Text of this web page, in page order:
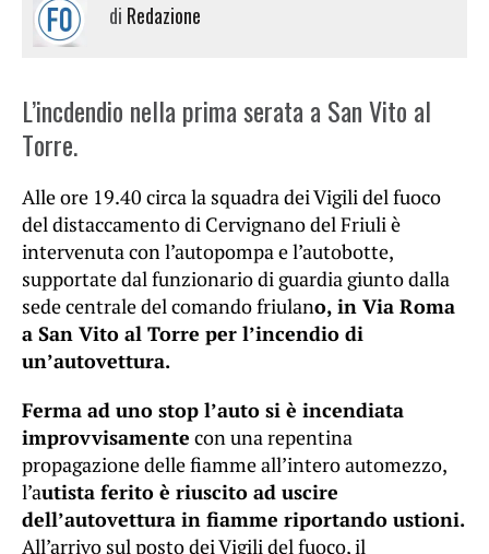
di Redazione
L’incdendio nella prima serata a San Vito al
Torre.
Alle ore 19.40 circa la squadra dei Vigili del fuoco
del distaccamento di Cervignano del Friuli è
intervenuta con l’autopompa e l’autobotte,
supportate dal funzionario di guardia giunto dalla
sede centrale del comando friulano, in Via Roma
a San Vito al Torre per l’incendio di
un’autovettura.
Ferma ad uno stop l’auto si è incendiata
improvvisamente con una repentina
propagazione delle fiamme all’intero automezzo,
l’autista ferito è riuscito ad uscire
dell’autovettura in fiamme riportando ustioni.
All’arrivo sul posto dei Vigili del fuoco, il